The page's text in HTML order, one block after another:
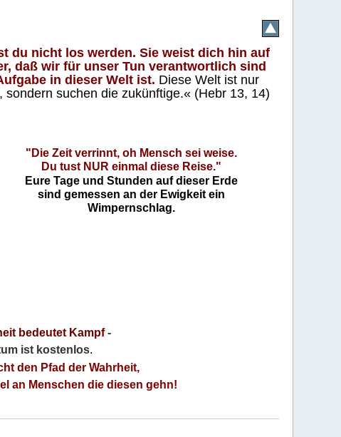
du nicht los werden. Sie weist dich hin auf
daß wir für unser Tun verantwortlich sind
in dieser Welt ist. Diese Welt ist nur
suchen die zukünftige.« (Hebr 13, 14)
"Die Zeit verrinnt, oh Mensch sei weise.
Du tust NUR einmal diese Reise."
Eure Tage und Stunden auf dieser Erde
sind gemessen an der Ewigkeit ein
Wimpernschlag.
bedeutet Kampf-
ist kostenlos.
den Pfad der Wahrheit,
an Menschen die diesen gehn!